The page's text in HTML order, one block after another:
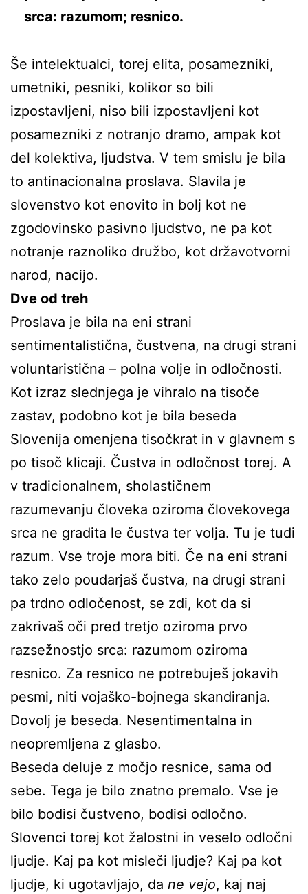
srca: razumom; resnico.
Še intelektualci, torej elita, posamezniki,
umetniki, pesniki, kolikor so bili
izpostavljeni, niso bili izpostavljeni kot
posamezniki z notranjo dramo, ampak kot
del kolektiva, ljudstva. V tem smislu je bila
to antinacionalna proslava. Slavila je
slovenstvo kot enovito in bolj kot ne
zgodovinsko pasivno ljudstvo, ne pa kot
notranje raznoliko družbo, kot državotvorni
narod, nacijo.
Dve od treh
Proslava je bila na eni strani
sentimentalistična, čustvena, na drugi strani
voluntaristična – polna volje in odločnosti.
Kot izraz slednjega je vihralo na tisoče
zastav, podobno kot je bila beseda
Slovenija omenjena tisočkrat in v glavnem s
po tisoč klicaji. Čustva in odločnost torej. A
v tradicionalnem, sholastičnem
razumevanju človeka oziroma človekovega
srca ne gradita le čustva ter volja. Tu je tudi
razum. Vse troje mora biti. Če na eni strani
tako zelo poudarjaš čustva, na drugi strani
pa trdno odločenost, se zdi, kot da si
zakrivaš oči pred tretjo oziroma prvo
razsežnostjo srca: razumom oziroma
resnico. Za resnico ne potrebuješ jokavih
pesmi, niti vojaško-bojnega skandiranja.
Dovolj je beseda. Nesentimentalna in
neopremljena z glasbo.
Beseda deluje z močjo resnice, sama od
sebe. Tega je bilo znatno premalo. Vse je
bilo bodisi čustveno, bodisi odločno.
Slovenci torej kot žalostni in veselo odločni
ljudje. Kaj pa kot misleči ljudje? Kaj pa kot
ljudje, ki ugotavljajo, da ne vejo, kaj naj